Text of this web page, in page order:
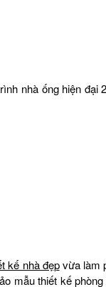
nhà ống hiện
kế nhà đẹpvừa làm
thiết kế